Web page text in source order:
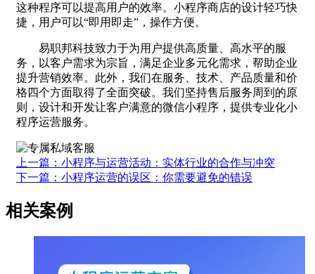
这种程序可以提高用户的效率。小程序商店的设计轻巧快
捷，用户可以“即用即走”，操作方便。
易职邦科技致力于为用户提供高质量、高水平的服
务，以客户需求为宗旨，满足企业多元化需求，帮助企业
提升营销效率。此外，我们在服务、技术、产品质量和价
格四个方面取得了全面突破。我们坚持售后服务周到的原
则，设计和开发让客户满意的微信小程序，提供专业化小
程序运营服务。
上一篇：小程序与运营活动：实体行业的合作与冲突
下一篇：小程序运营的误区：你需要避免的错误
相关案例